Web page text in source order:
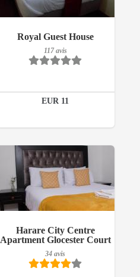
Royal Guest House
117 avis
EUR 11
117 avis
Détails
Harare City Centre
Apartment Glocester Court
34 avis
34 avis
Détails
Réserver